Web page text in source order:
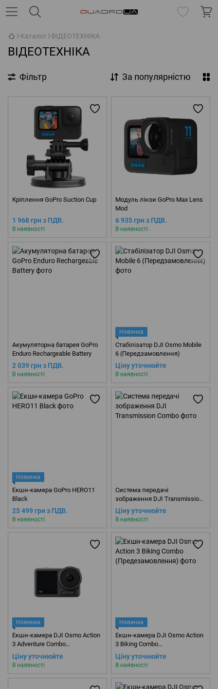
Каталог ВІДЕОТЕХНІКА
ВІДЕОТЕХНІКА
Фільтр За популярністю
Кріплення GoPro Suction Cup
1 968 грн з ПДВ.
В наявності
Модуль лінзи GoPro Max Lens
Mod
6 935 грн з ПДВ.
В наявності
Акумуляторна батарея GoPro
Enduro Rechargeable Battery
2 039 грн з ПДВ.
В наявності
Новинка
Стабілізатор DJI Osmo Mobile
6 (Передзамовлення)
Ціну уточнюйте
В наявності
Новинка
Екшн-камера GoPro HERO11
Black
25 499 грн з ПДВ.
В наявності
Система передачі
зображення DJI Transmission
Combo
Ціну уточнюйте
В наявності
Новинка
Екшн-камера DJI Osmo Action
3 Adventure Combo
(Предезамовлення)
Ціну уточнюйте
В наявності
Новинка
Екшн-камера DJI Osmo Action
3 Biking Combo
(Предезамовлення)
Ціну уточнюйте
В наявності